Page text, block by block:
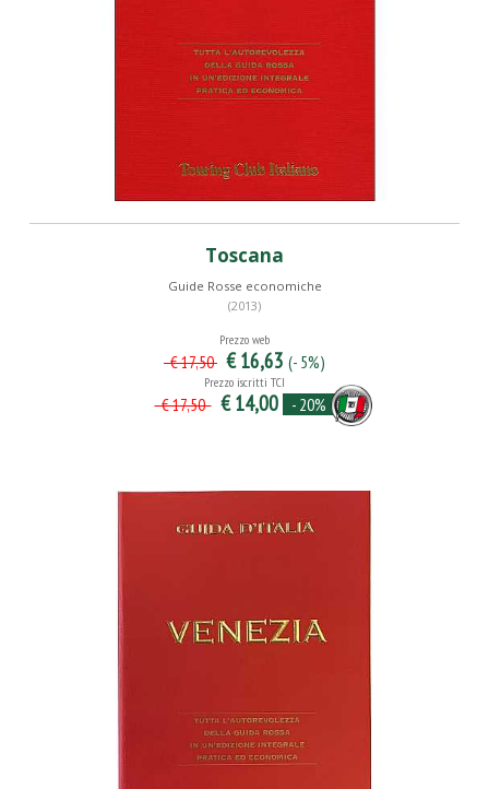
Toscana
Guide Rosse economiche
(2013)
Prezzo web
€ 17,50 € 16,63 (- 5%)
Prezzo iscritti TCI
€ 17,50 € 14,00 - 20%